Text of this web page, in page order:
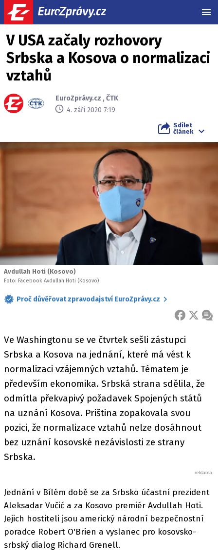
V USA začaly rozhovory
Srbska a Kosova o normalizaci
vztahů
EuroZprávy.cz ,ČTK
4. září 2020 7:19
Sdílet
článek
Avdullah Hoti (Kosovo)
Foto: Facebook Avdullah Hoti (Kosovo)
Proč důvěřovat zpravodajství EuroZprávy.cz
FACEBOOK
X
Ve Washingtonu se ve čtvrtek sešli zástupci
Srbska a Kosova na jednání, které má vést k
normalizaci vzájemných vztahů. Tématem je
především ekonomika. Srbská strana sdělila, že
odmítla překvapivý požadavek Spojených států
na uznání Kosova. Priština zopakovala svou
pozici, že normalizace vztahů nelze dosáhnout
bez uznání kosovské nezávislosti ze strany
Srbska.
Jednání v Bílém době se za Srbsko účastní prezident
Aleksadar Vučić a za Kosovo premiér Avdullah Hoti.
Jejich hostiteli jsou americký národní bezpečnostní
poradce Robert O'Brien a vyslanec pro kosovsko-
srbský dialog Richard Grenell.